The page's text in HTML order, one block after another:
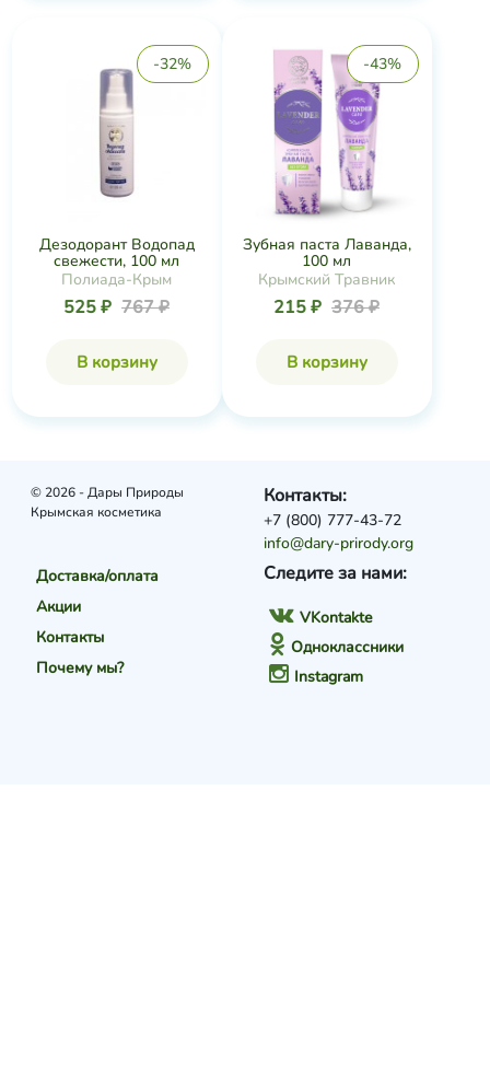
-32%
Дезодорант Водопад
свежести, 100 мл
Полиада-Крым
525 ₽ 767 ₽
В корзину
-43%
Зубная паста Лаванда,
100 мл
Крымский Травник
215 ₽ 376 ₽
В корзину
© 2026 - Дары Природы
Крымская косметика
Доставка/оплата
Акции
Контакты
Почему мы?
Следите за нами:
VKontakte
Одноклассники
Instagram
Контакты:
+7 (800) 777-43-72
info@dary-prirody.org